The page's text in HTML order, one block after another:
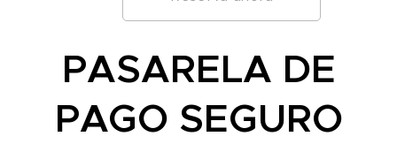
PASARELA DE
PAGO SEGURO